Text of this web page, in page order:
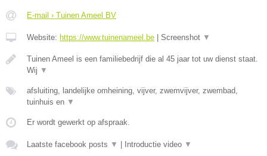
E-mail › Tuinen Ameel BV
Website: https://www.tuinenameel.be Screenshot ▼
Tuinen Ameel is een familiebedrijf die al 45 jaar tot uw dienst staat.
Wij ▼
afsluiting, landelijke omheining, vijver, zwemvijver, zwembad,
tuinhuis en ▼
Er wordt gewerkt op afspraak.
Laatste facebook posts ▼ Introductie video ▼